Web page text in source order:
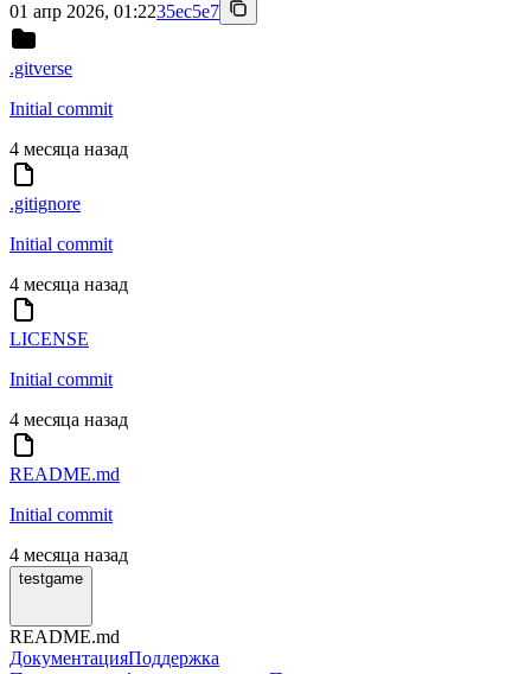
01 апр 2026, 01:2235ec5e7
.gitverse
Initial commit
4 месяца назад
.gitignore
Initial commit
4 месяца назад
LICENSE
Initial commit
4 месяца назад
README.md
Initial commit
4 месяца назад
testgame
README.md
ДокументацияПоддержка